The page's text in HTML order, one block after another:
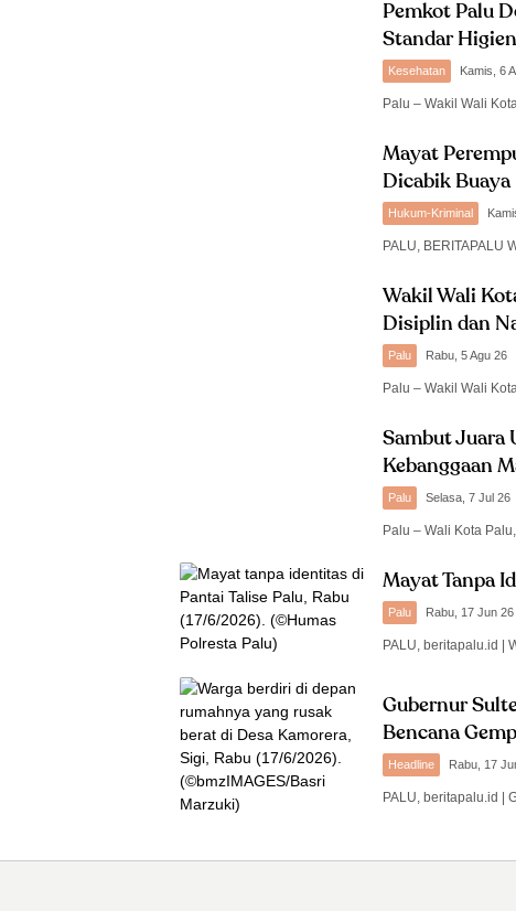
Pemkot Palu
Standar
Kesehatan Kamis, 6
Palu – Wakil Wali
Mayat
Dicabik Buaya
Hukum-Kriminal
PALU,
Wakil Wali
Disiplin dan
Palu Rabu, 5 Agu 26
Palu – Wakil Wali
Sambut Juara
Kebanggaan
Palu Selasa, 7 Jul 26
Palu – Wali Kota
Mayat Tanpa
Palu Rabu, 17 Jun 26
PALU, beritapalu.id |
Gubernur
Bencana
Headline Rabu, 17
PALU, beritapalu.id |